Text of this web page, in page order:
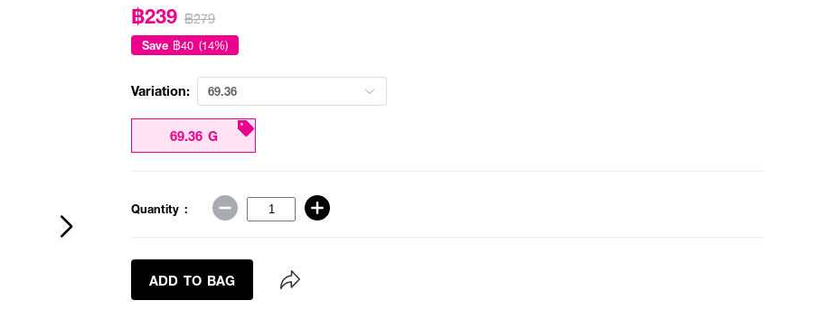
฿239 ฿279
Save ฿40 (14%)
Variation: 69.36
69.36 G
Quantity :
ADD TO BAG